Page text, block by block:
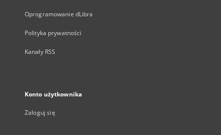
Oprogramowanie dLibra
Polityka prywatności
Kanały RSS
Konto użytkownika
Zaloguj się